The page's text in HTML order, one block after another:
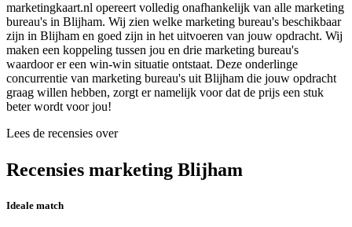
marketingkaart.nl opereert volledig onafhankelijk van alle marketing
bureau's in Blijham. Wij zien welke marketing bureau's beschikbaar
zijn in Blijham en goed zijn in het uitvoeren van jouw opdracht. Wij
maken een koppeling tussen jou en drie marketing bureau's
waardoor er een win-win situatie ontstaat. Deze onderlinge
concurrentie van marketing bureau's uit Blijham die jouw opdracht
graag willen hebben, zorgt er namelijk voor dat de prijs een stuk
beter wordt voor jou!
Lees de recensies over
Recensies marketing Blijham
Ideale match